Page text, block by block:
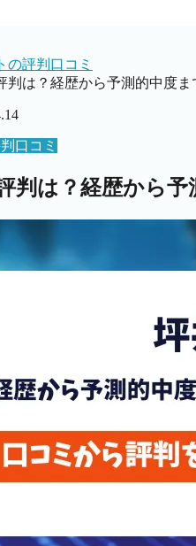
の評判口コミ
判は？経歴から予測的中度ま
口コミ
判は？経歴から予